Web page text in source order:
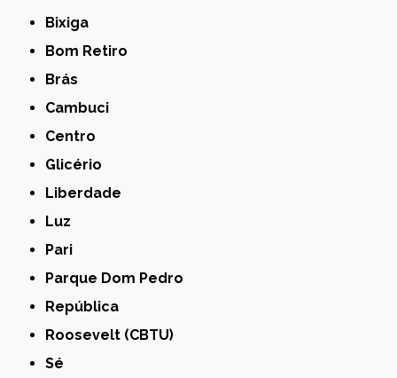
Bixiga
Bom Retiro
Brás
Cambuci
Centro
Glicério
Liberdade
Luz
Pari
Parque Dom Pedro
República
Roosevelt (CBTU)
Sé